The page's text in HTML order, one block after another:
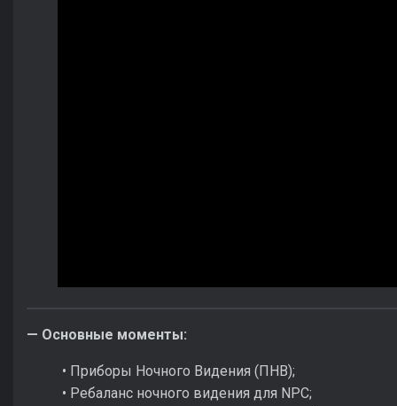
— Основные моменты:
• Приборы Ночного Видения (ПНВ);
• Ребаланс ночного видения для NPC;